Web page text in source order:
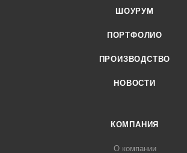
ШОУРУМ
ПОРТФОЛИО
ПРОИЗВОДСТВО
НОВОСТИ
КОМПАНИЯ
О компании